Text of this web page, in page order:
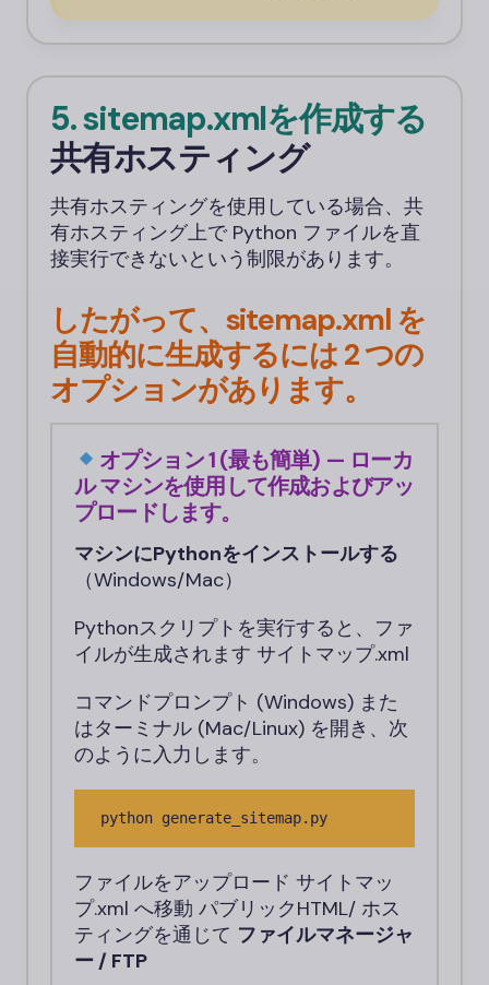
5. sitemap.xmlを作成する
共有ホスティング
共有ホスティングを使用している場合、共
有ホスティング上で Python ファイルを直
接実行できないという制限があります。
したがって、sitemap.xml を
自動的に生成するには 2 つの
オプションがあります。
オプション 1 (最も簡単) — ローカ
ル マシンを使用して作成およびアッ
プロードします。
マシンにPythonをインストールする
（Windows/Mac）
Pythonスクリプトを実行すると、ファ
イルが生成されます サイトマップ.xml
コマンドプロンプト (Windows) また
はターミナル (Mac/Linux) を開き、次
のように入力します。
python generate_sitemap.py
ファイルをアップロード サイトマッ
プ.xml へ移動 パブリックHTML/ ホス
ティングを通じて ファイルマネージャ
ー / FTP